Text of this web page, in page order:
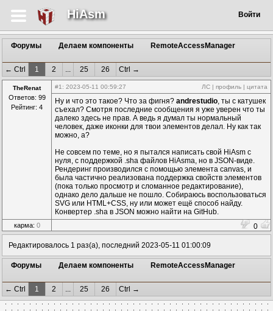
HiAsm Войти
Форумы Делаем компоненты RemoteAccessManager
← Ctrl 1 2 ... 25 26 Ctrl →
TheRenat
Ответов: 99
Рейтинг: 4
#1 : 2023-05-11 00:59:27 ЛС | профиль | цитата
Ну и что это такое? Что за фигня? andrestudio, ты с катушек
съехал? Смотря последние сообщения я уже уверен что ты
далеко здесь не прав. А ведь я думал ты нормальный
человек, даже иконки для твои элементов делал. Ну как так
можно, а?
Не совсем по теме, но я пытался написать свой HiAsm с
нуля, с поддержкой .sha файлов HiAsmа, но в JSON-виде.
Рендеринг производился с помощью элемента canvas, и
была частично реализована поддержка свойств элементов
(пока только просмотр и сломанное редактирование),
однако дело дальше не пошло. Собираюсь воспользоваться
SVG или HTML+CSS, ну или может ещё способ найду.
Конвертер .sha в JSON можно найти на GitHub.
карма: 0 0
Редактировалось 1 раз(а), последний 2023-05-11 01:00:09
Форумы Делаем компоненты RemoteAccessManager
← Ctrl 1 2 ... 25 26 Ctrl →